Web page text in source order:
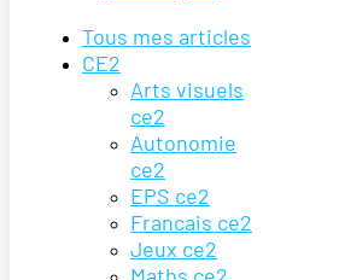
Tous mes articles
CE2
Arts visuels
ce2
Autonomie
ce2
EPS ce2
Francais ce2
Jeux ce2